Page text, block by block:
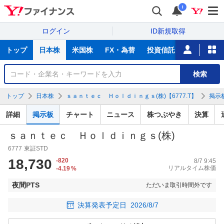
i
ログイン ID新規取得
サ
トップ 日本株 米国株 FX・為替 投資信託 ニュース
銘
検
索
検索
トップ 日本株 ｓａｎｔｅｃ Ｈｏｌｄｉｎｇｓ(株)【6777.T】 掲示
詳細 掲示板 チャート ニュース 株つぶやき 決算
ｓａｎｔｅｃ Ｈｏｌｄｉｎｇｓ(株)
6777 東証STD
18,730
-820
-4.19%
8/7 9:45
リアルタイム株価
夜間PTS ただいま取引時間外です
決算発表予定日 2026/8/7